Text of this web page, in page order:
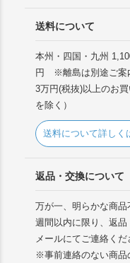
送料について
本州・四国・九州
円 ※離島は別途ご案
3万円(税抜)以上のお
を除く）
送料について詳しく
返品・交換について
万が一、明らかな商
週間以内に限り、返
メールにてご連絡くだ
※事前連絡のない商品